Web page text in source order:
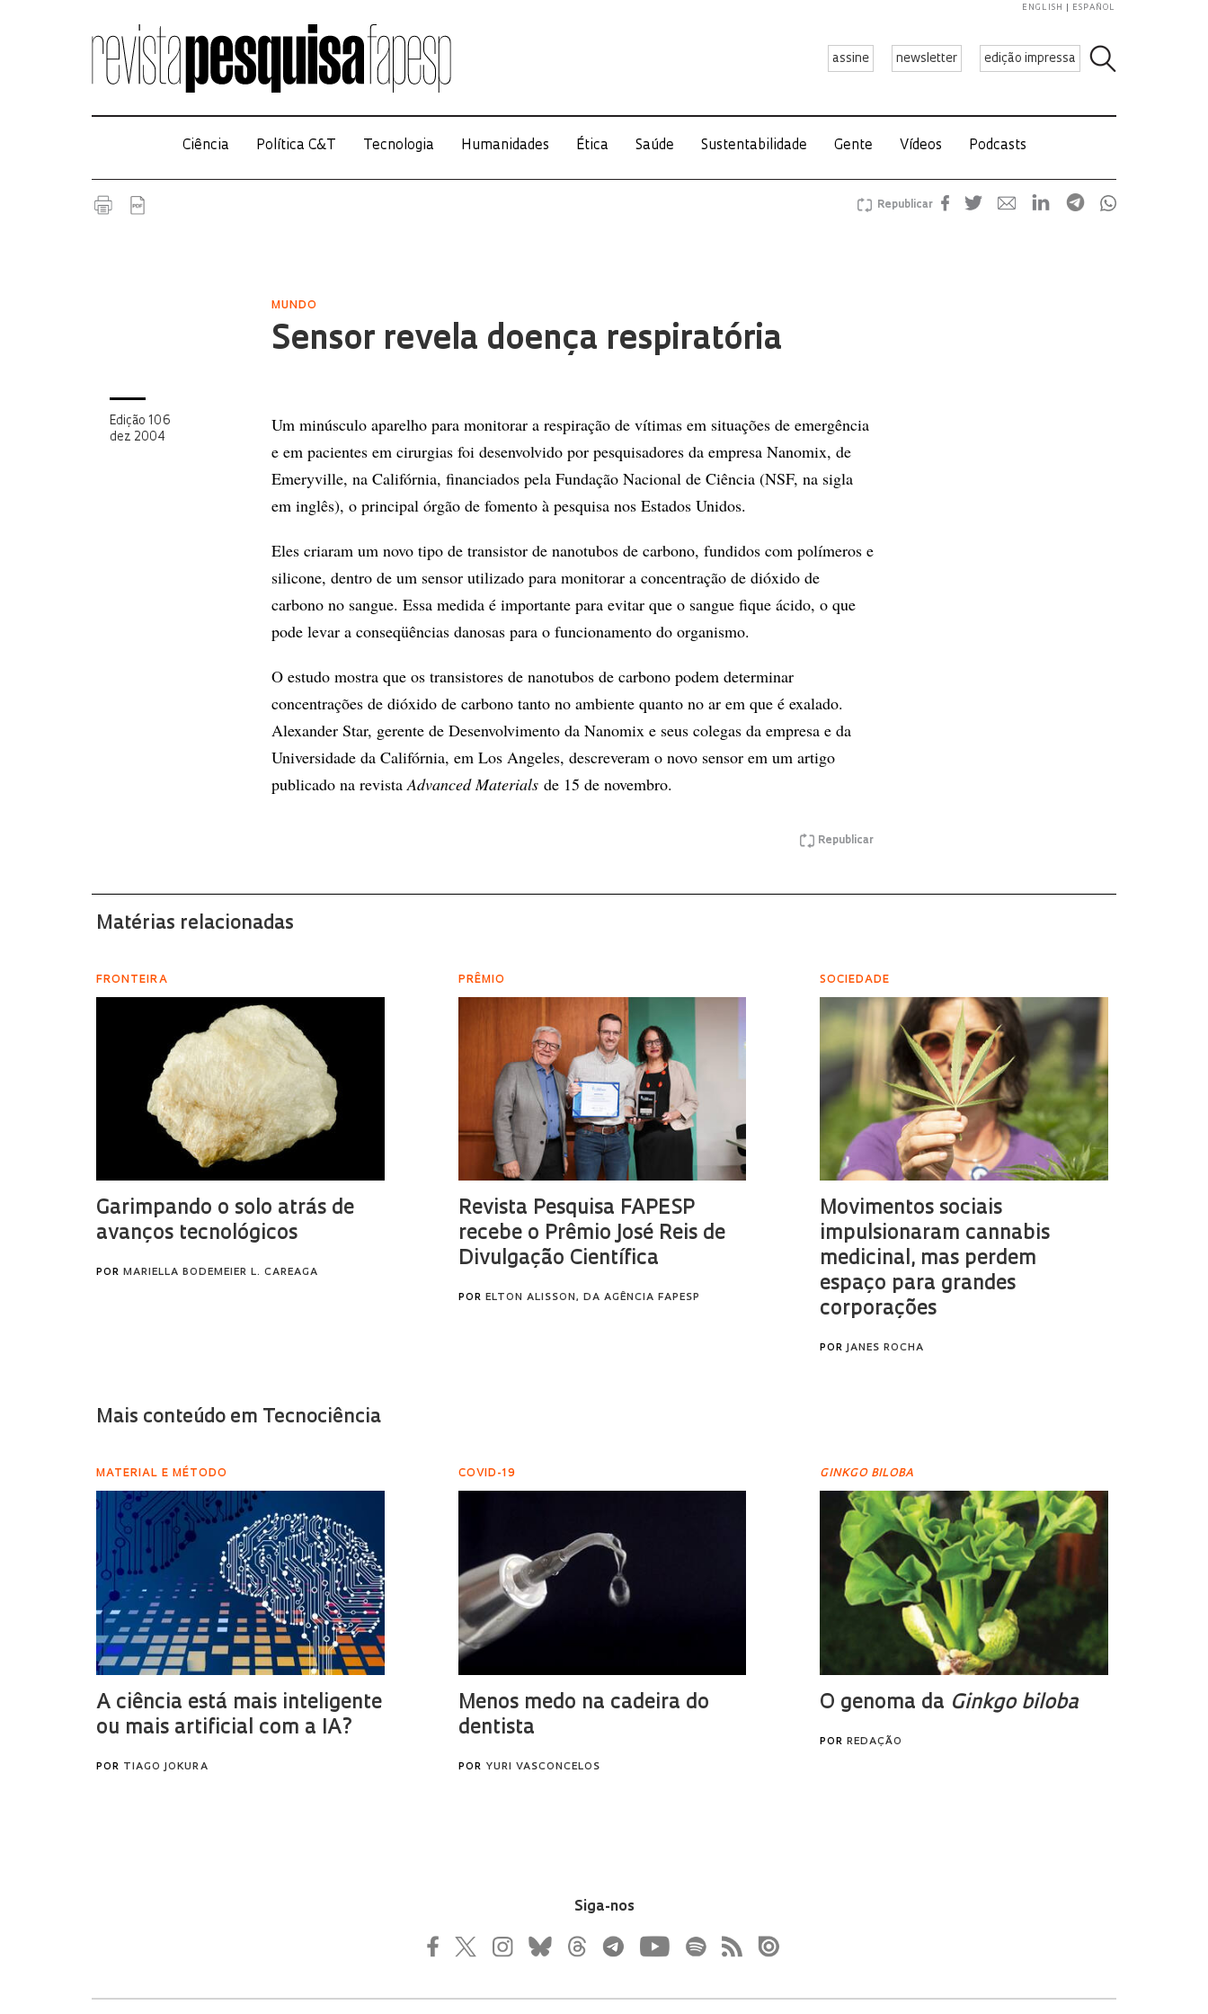
assine newsletter edição impressa
ENGLISH ESPAÑOL
Ciência Política C&T Tecnologia Humanidades Ética Saúde Sustentabilidade Gente Vídeos Podcasts
Republicar
MUNDO
Sensor revela doença respiratória
Edição 106
dez 2004
Um minúsculo aparelho para monitorar a respiração de vítimas em situações de emergência
e em pacientes em cirurgias foi desenvolvido por pesquisadores da empresa Nanomix, de
Emeryville, na Califórnia, financiados pela Fundação Nacional de Ciência (NSF, na sigla
em inglês), o principal órgão de fomento à pesquisa nos Estados Unidos.
Eles criaram um novo tipo de transistor de nanotubos de carbono, fundidos com polímeros e
silicone, dentro de um sensor utilizado para monitorar a concentração de dióxido de
carbono no sangue. Essa medida é importante para evitar que o sangue fique ácido, o que
pode levar a conseqüências danosas para o funcionamento do organismo.
O estudo mostra que os transistores de nanotubos de carbono podem determinar
concentrações de dióxido de carbono tanto no ambiente quanto no ar em que é exalado.
Alexander Star, gerente de Desenvolvimento da Nanomix e seus colegas da empresa e da
Universidade da Califórnia, em Los Angeles, descreveram o novo sensor em um artigo
publicado na revistaAdvanced Materials de 15 de novembro.
Republicar
Siga-nos